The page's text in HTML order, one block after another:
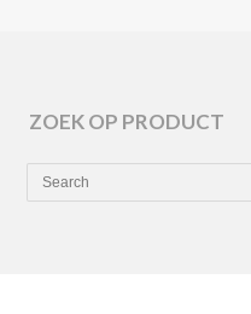
ZOEK OP PRODUCT